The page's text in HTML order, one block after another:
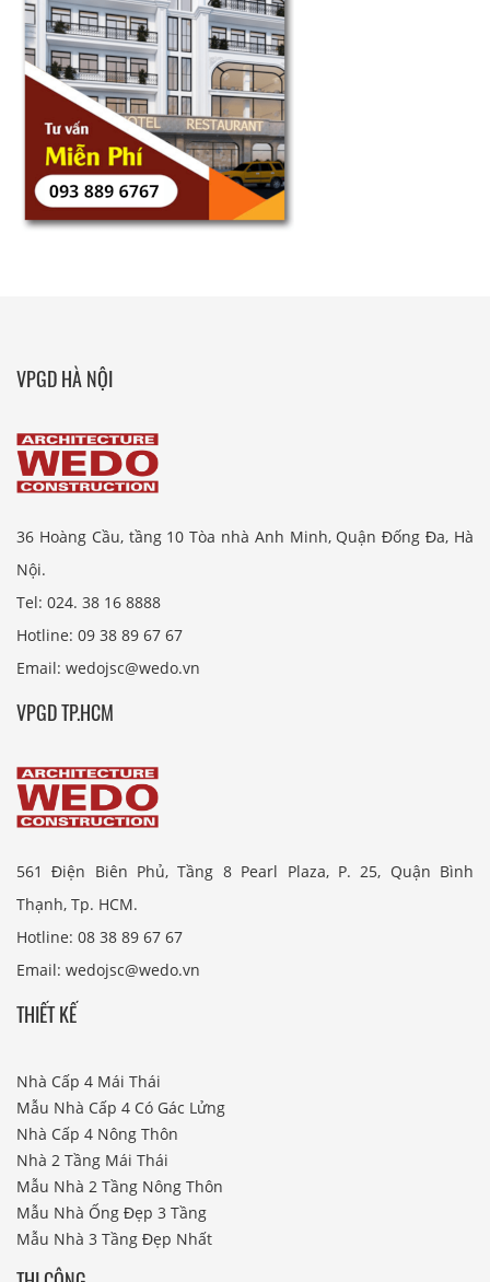
VPGD HÀ NỘI
36 Hoàng Cầu, tầng 10 Tòa nhà Anh Minh, Quận Đống Đa, Hà
Nội.
Tel: 024. 38 16 8888
Hotline: 09 38 89 67 67
Email: wedojsc@wedo.vn
VPGD TP.HCM
561 Điện Biên Phủ, Tầng 8 Pearl Plaza, P. 25, Quận Bình
Thạnh, Tp. HCM.
Hotline: 08 38 89 67 67
Email: wedojsc@wedo.vn
THIẾT KẾ
Nhà Cấp 4 Mái Thái
Mẫu Nhà Cấp 4 Có Gác Lửng
Nhà Cấp 4 Nông Thôn
Nhà 2 Tầng Mái Thái
Mẫu Nhà 2 Tầng Nông Thôn
Mẫu Nhà Ống Đẹp 3 Tầng
Mẫu Nhà 3 Tầng Đẹp Nhất